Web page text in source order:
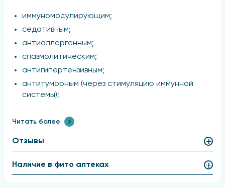
иммуномодулирующим;
седативным;
антиаллергенным;
спазмолитическим;
антигипертензивным;
антитуморным (через стимуляцию иммунной
системы);
антитромботическим;
гиполипидемическим;
антимикробным;
противовоспалительным и гепатопротекторным
Читать более
Отзывы
Наличие в фито аптеках